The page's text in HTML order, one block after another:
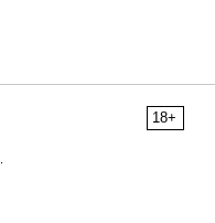
18+